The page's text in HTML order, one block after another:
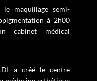
à 2h00
cabinet médical
a créé le centre